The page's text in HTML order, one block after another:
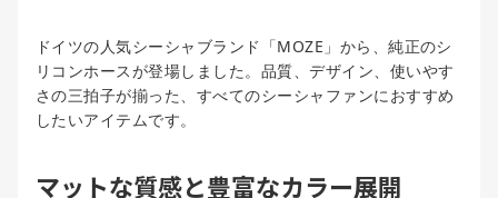
ドイツの人気シーシャブランド「MOZE」から、純正のシ
リコンホースが登場しました。品質、デザイン、使いやす
さの三拍子が揃った、すべてのシーシャファンにおすすめ
したいアイテムです。
マットな質感と豊富なカラー展開